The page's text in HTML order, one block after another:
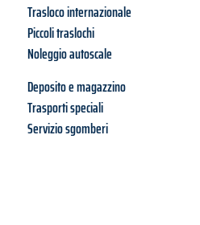
Trasloco internazionale
Piccoli traslochi
Noleggio autoscale
Deposito e magazzino
Trasporti speciali
Servizio sgomberi